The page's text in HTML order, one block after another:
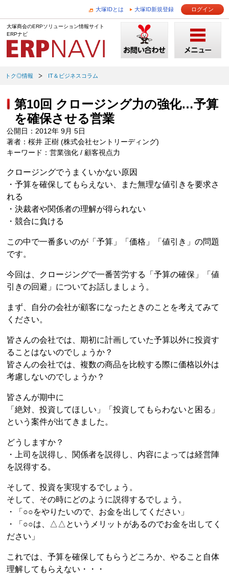
大塚IDとは 大塚ID新規登録 ログイン
大塚商会のERPソリューション情報サイト
ERPナビ
トク◎情報 IT＆ビジネスコラム
第10回 クロージング力の強化…予算
を確保させる営業
公開日：2012年 9月 5日
著者：桜井 正樹 (株式会社セントリーディング)
キーワード：営業強化 / 顧客視点力
クロージングでうまくいかない原因
・予算を確保してもらえない、また無理な値引きを要求さ
れる
・決裁者や関係者の理解が得られない
・競合に負ける
この中で一番多いのが「予算」「価格」「値引き」の問題
です。
今回は、クロージングで一番苦労する「予算の確保」「値
引きの回避」についてお話しましょう。
まず、自分の会社が顧客になったときのことを考えてみて
ください。
皆さんの会社では、期初に計画していた予算以外に投資す
ることはないのでしょうか？
皆さんの会社では、複数の商品を比較する際に価格以外は
考慮しないのでしょうか？
皆さんが期中に
「絶対、投資してほしい」「投資してもらわないと困る」
という案件が出てきました。
どうしますか？
・上司を説得し、関係者を説得し、内容によっては経営陣
を説得する。
そして、投資を実現するでしょう。
そして、その時にどのように説得するでしょう。
・「○○をやりたいので、お金を出してください」
・「○○は、△△というメリットがあるのでお金を出してく
ださい」
これでは、予算を確保してもらうどころか、やること自体
理解してもらえない・・・